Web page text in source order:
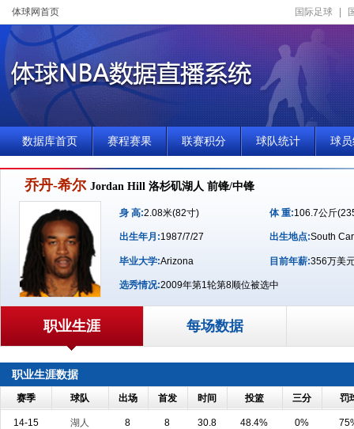
国际足球
体球网首页
数据库首页 赛程赛果 联赛积分 球队统计 球
乔丹-希尔 Jordan Hill 洛杉矶湖人 前锋/中锋
身 高:2.08米(82寸) 体 重:106.7公斤
出生年月:1987/7/27 出生地点:South
毕业大学:Arizona 目前年薪:356万美
选秀情况:2009年第1轮第8顺位被选中
职业生涯 每场数据
职业生涯数据
赛季 球队 出场 首发 时间 投篮 三分 罚
14-15 湖人 8 8 30.8 48.4% 0%